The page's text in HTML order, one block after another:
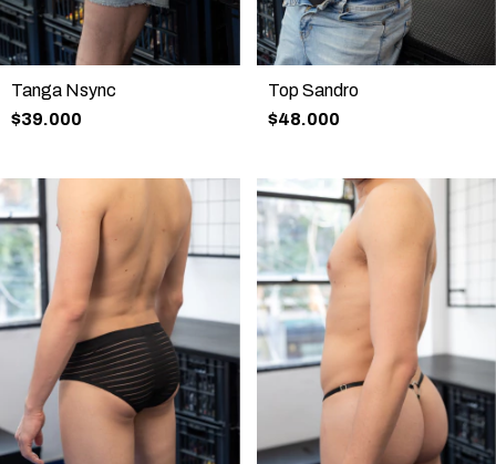
Tanga Nsync
$39.000
Top Sandro
$48.000